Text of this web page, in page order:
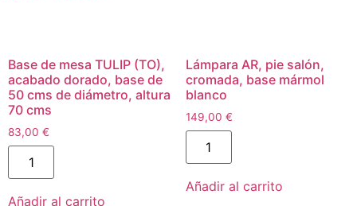
Base de mesa TULIP (TO),
acabado dorado, base de
50 cms de diámetro, altura
70 cms
83,00 €
Añadir al carrito
Lámpara AR, pie salón,
cromada, base mármol
blanco
149,00 €
Añadir al carrito